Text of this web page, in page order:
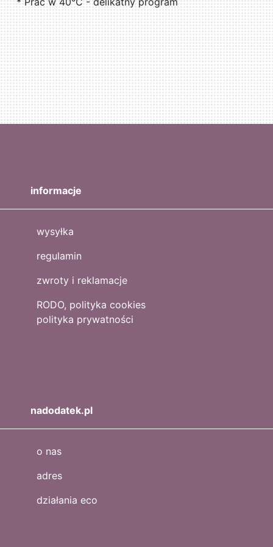
informacje
wysyłka
regulamin
zwroty i reklamacje
RODO, polityka cookies
polityka prywatności
nadodatek.pl
o nas
adres
działania eco